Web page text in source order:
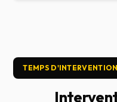
TEMPS D'INTERVENTION